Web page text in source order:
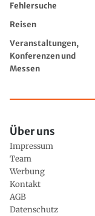
Fehlersuche
Reisen
Veranstaltungen,
Konferenzen und
Messen
Über uns
Impressum
Team
Werbung
Kontakt
AGB
Datenschutz